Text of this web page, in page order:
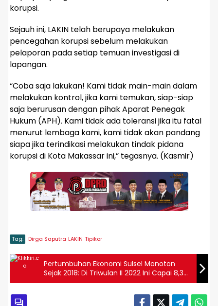
korupsi.
Sejauh ini, LAKIN telah berupaya melakukan
pencegahan korupsi sebelum melakukan
pelaporan pada setiap temuan investigasi di
lapangan.
“Coba saja lakukan! Kami tidak main-main dalam
melakukan kontrol, jika kami temukan, siap-siap
saja berurusan dengan pihak Aparat Penegak
Hukum (APH). Kami tidak ada toleransi jika itu fatal
menurut lembaga kami, kami tidak akan pandang
siapa jika terindikasi melakukan tindak pidana
korupsi di Kota Makassar ini,” tegasnya. (Kasmir)
Tag: Dirga Saputra LAKIN Tipikor
Pertumbuhan Ekonomi Sulsel Monoton
Sejak 2018: Di Triwulan II 2022 Ini Capai 8,38
Persen